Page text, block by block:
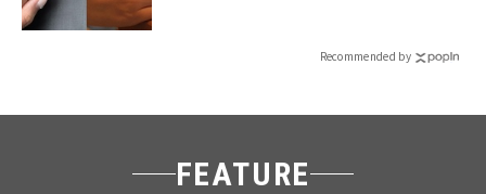
Recommended by
FEATURE